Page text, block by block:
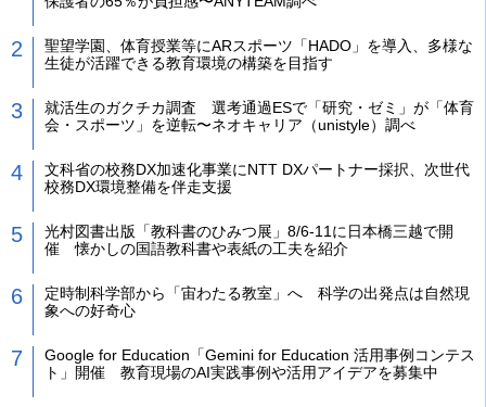
聖望学園、体育授業等にARスポーツ「HADO」を導入、多様な
生徒が活躍できる教育環境の構築を目指す
就活生のガクチカ調査 選考通過ESで「研究・ゼミ」が「体育
会・スポーツ」を逆転〜ネオキャリア（unistyle）調べ
文科省の校務DX加速化事業にNTT DXパートナー採択、次世代
校務DX環境整備を伴走支援
光村図書出版「教科書のひみつ展」8/6-11に日本橋三越で開
催 懐かしの国語教科書や表紙の工夫を紹介
定時制科学部から「宙わたる教室」へ 科学の出発点は自然現
象への好奇心
Google for Education「Gemini for Education 活用事例コンテス
ト」開催 教育現場のAI実践事例や活用アイデアを募集中